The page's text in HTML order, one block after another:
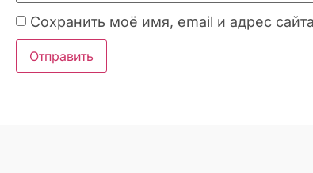
Сохранить моё имя, email и адрес